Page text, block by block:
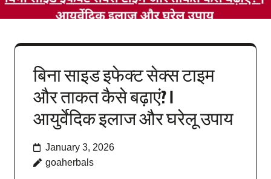
बिना साइड इफेक्ट सेक्स टाइम
और ताकत कैसे बढ़ाएं? |
आयुर्वेदिक इलाज और घरेलू उपाय
January 3, 2026
goaherbals